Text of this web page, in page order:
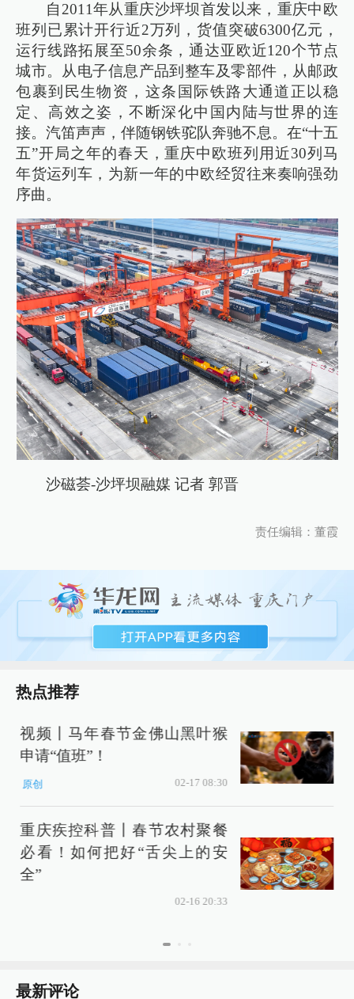
自2011年从重庆沙坪坝首发以来，重庆中欧
班列已累计开行近2万列，货值突破6300亿元，
运行线路拓展至50余条，通达亚欧近120个节点
城市。从电子信息产品到整车及零部件，从邮政
包裹到民生物资，这条国际铁路大通道正以稳
定、高效之姿，不断深化中国内陆与世界的连
接。汽笛声声，伴随钢铁驼队奔驰不息。在“十五
五”开局之年的春天，重庆中欧班列用近30列马
年货运列车，为新一年的中欧经贸往来奏响强劲
序曲。
沙磁荟-沙坪坝融媒 记者 郭晋
责任编辑：董霞
热点推荐
视频丨马年春节金佛山黑叶猴
申请“值班”！
原创 02-17 08:30
重庆疾控科普丨春节农村聚餐
必看！如何把好“舌尖上的安
全”
02-16 20:33
最新评论